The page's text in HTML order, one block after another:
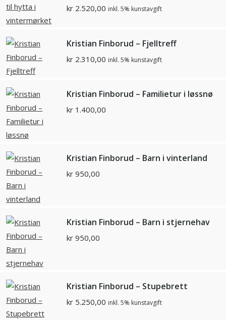
kr 2.520,00 inkl. 5% kunstavgift
Kristian Finborud – Fjelltreff
kr 2.310,00 inkl. 5% kunstavgift
Kristian Finborud – Familietur i løssnø
kr 1.400,00
Kristian Finborud – Barn i vinterland
kr 950,00
Kristian Finborud – Barn i stjernehav
kr 950,00
Kristian Finborud – Stupebrett
kr 5.250,00 inkl. 5% kunstavgift